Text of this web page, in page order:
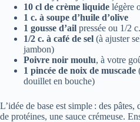
10 cl de crème liquide légère
1 c. à soupe d’huile d’olive
1 gousse d’ail pressée ou 1/2
1/2 c. à café de sel (à ajuster
jambon)
Poivre noir moulu, à votre
1 pincée de noix de muscade
douillet en bouche)
L’idée de base est simple : des pâtes,
de protéines, une sauce crémeuse.